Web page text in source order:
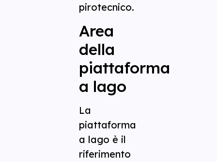
pirotecnico.
Area
della
piattaforma
a lago
La
piattaforma
a lago è il
riferimento